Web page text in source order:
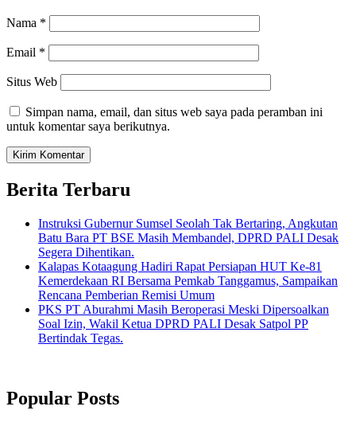
Nama *
Email *
Situs Web
Simpan nama, email, dan situs web saya pada peramban ini
untuk komentar saya berikutnya.
Berita Terbaru
Instruksi Gubernur Sumsel Seolah Tak Bertaring, Angkutan
Batu Bara PT BSE Masih Membandel, DPRD PALI Desak
Segera Dihentikan.
Kalapas Kotaagung Hadiri Rapat Persiapan HUT Ke-81
Kemerdekaan RI Bersama Pemkab Tanggamus, Sampaikan
Rencana Pemberian Remisi Umum
PKS PT Aburahmi Masih Beroperasi Meski Dipersoalkan
Soal Izin, Wakil Ketua DPRD PALI Desak Satpol PP
Bertindak Tegas.
Popular Posts